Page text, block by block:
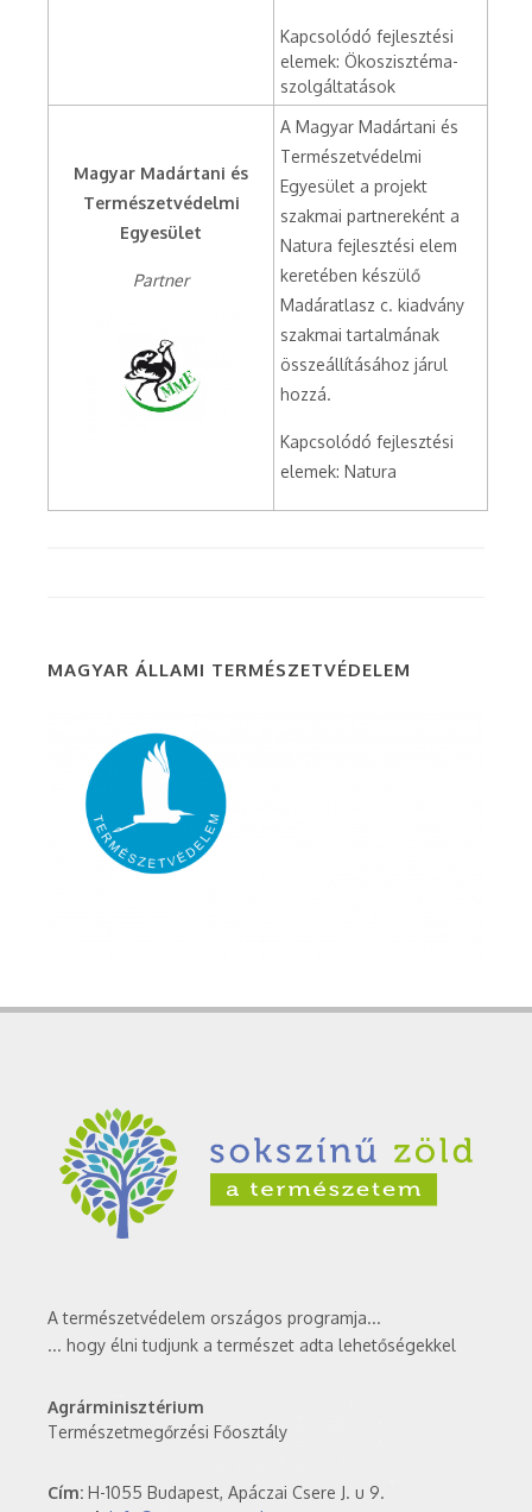
Kapcsolódó fejlesztési
elemek: Ökoszisztéma-
szolgáltatások
Magyar Madártani és
Természetvédelmi
Egyesület
Partner
A Magyar Madártani és
Természetvédelmi
Egyesület a projekt
szakmai partnereként a
Natura fejlesztési elem
keretében készülő
Madáratlasz c. kiadvány
szakmai tartalmának
összeállításához járul
hozzá.
Kapcsolódó fejlesztési
elemek: Natura
MAGYAR ÁLLAMI TERMÉSZETVÉDELEM
A természetvédelem országos programja...
... hogy élni tudjunk a természet adta lehetőségekkel
Agrárminisztérium
Természetmegőrzési Főosztály
Cím: H-1055 Budapest, Apáczai Csere J. u 9.